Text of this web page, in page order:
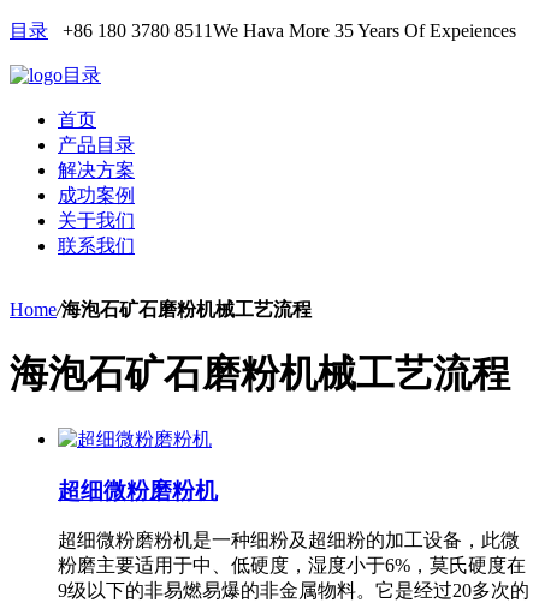
目录 +86 180 3780 8511We Hava More 35 Years Of Expeiences
目录
首页
产品目录
解决方案
成功案例
关于我们
联系我们
Home/海泡石矿石磨粉机械工艺流程
海泡石矿石磨粉机械工艺流程
超细微粉磨粉机
超细微粉磨粉机是一种细粉及超细粉的加工设备，此微
粉磨主要适用于中、低硬度，湿度小于6%，莫氏硬度在
9级以下的非易燃易爆的非金属物料。它是经过20多次的